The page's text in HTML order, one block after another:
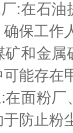
在石油
保工作
和金属
能存在
面粉厂
防止粉